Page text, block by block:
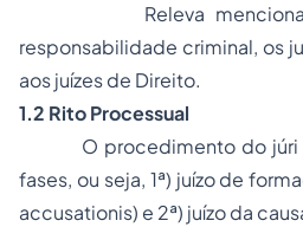
Releva mencionar
responsabilidade criminal, os
aos juízes de Direito.
1.2 Rito Processual
O procedimento do júri
fases, ou seja, 1ª) juízo de
accusationis) e 2ª) juízo da